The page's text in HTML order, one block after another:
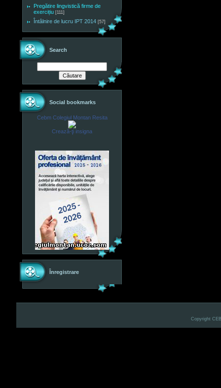
Pregătire lingvistică firme de
exercițiu [111]
Întâlnire de lucru IPT 2014 [57]
Search
Social bookmarks
Cebm Colegiul Montan Resita
Crează-ţi insigna
Înregistrare
Copyright